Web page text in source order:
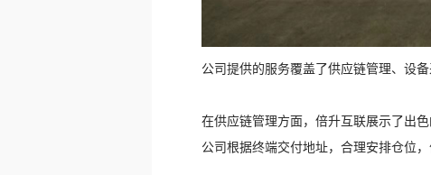
公司提供的服务覆盖了供应链管理、设
在供应链管理方面，倍升互联展示了出
公司根据终端交付地址，合理安排仓位